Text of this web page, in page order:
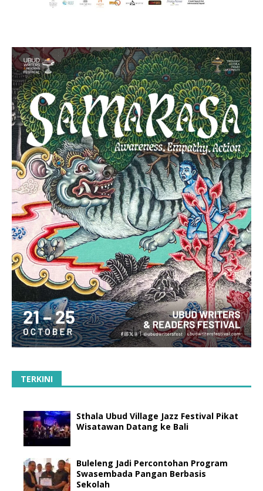
TERKINI
Sthala Ubud Village Jazz Festival Pikat
Wisatawan Datang ke Bali
Buleleng Jadi Percontohan Program
Swasembada Pangan Berbasis
Sekolah